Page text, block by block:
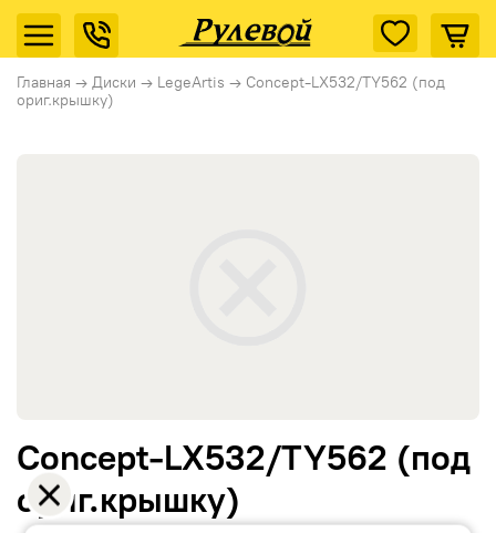
Главная → Диски → LegeArtis → Concept-LX532/TY562 (под
ориг.крышку)
Concept-LX532/TY562 (под
ориг.крышку)